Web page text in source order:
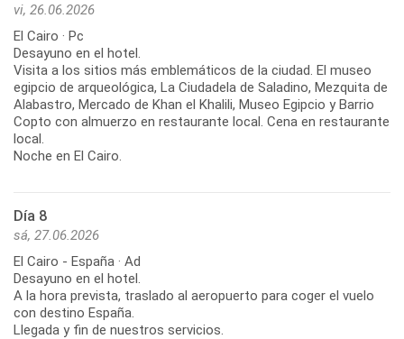
vi, 26.06.2026
El Cairo · Pc
Desayuno en el hotel.
Visita a los sitios más emblemáticos de la ciudad. El museo
egipcio de arqueológica, La Ciudadela de Saladino, Mezquita de
Alabastro, Mercado de Khan el Khalili, Museo Egipcio y Barrio
Copto con almuerzo en restaurante local. Cena en restaurante
local.
Noche en El Cairo.
Día 8
sá, 27.06.2026
El Cairo - España · Ad
Desayuno en el hotel.
A la hora prevista, traslado al aeropuerto para coger el vuelo
con destino España.
Llegada y fin de nuestros servicios.